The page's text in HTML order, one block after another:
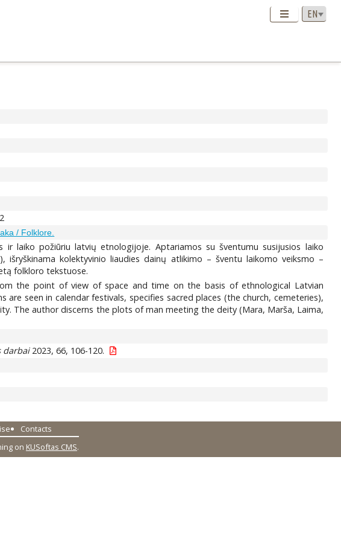
/ Folklore.
ir laiko požiūriu latvių etnologijoje. Aptariamos su šventumu susijusios laiko
išryškinama kolektyvinio liaudies dainų atlikimo – šventu laikomo veiksmo –
folkloro tekstuose.
the point of view of space and time on the basis of ethnological Latvian
seen in calendar festivals, specifies sacred places (the church, cemeteries),
The author discerns the plots of man meeting the deity (Mara, Marša, Laima,
darbai2023, 66, 106-120.
Contacts
on KUSoftas CMS.